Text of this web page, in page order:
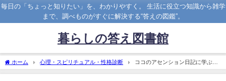
毎日の「ちょっと知りたい」を、わかりやすく。 生活に役立つ知識から雑学
まで、調べものがすぐに解決する“答えの図鑑”。
暮らしの答え図書館
ホーム 心理・スピリチュアル・性格診断
ココのアセンション日記に学ぶ
「5次元へのシフト」｜次元上昇のサインと日常での実践